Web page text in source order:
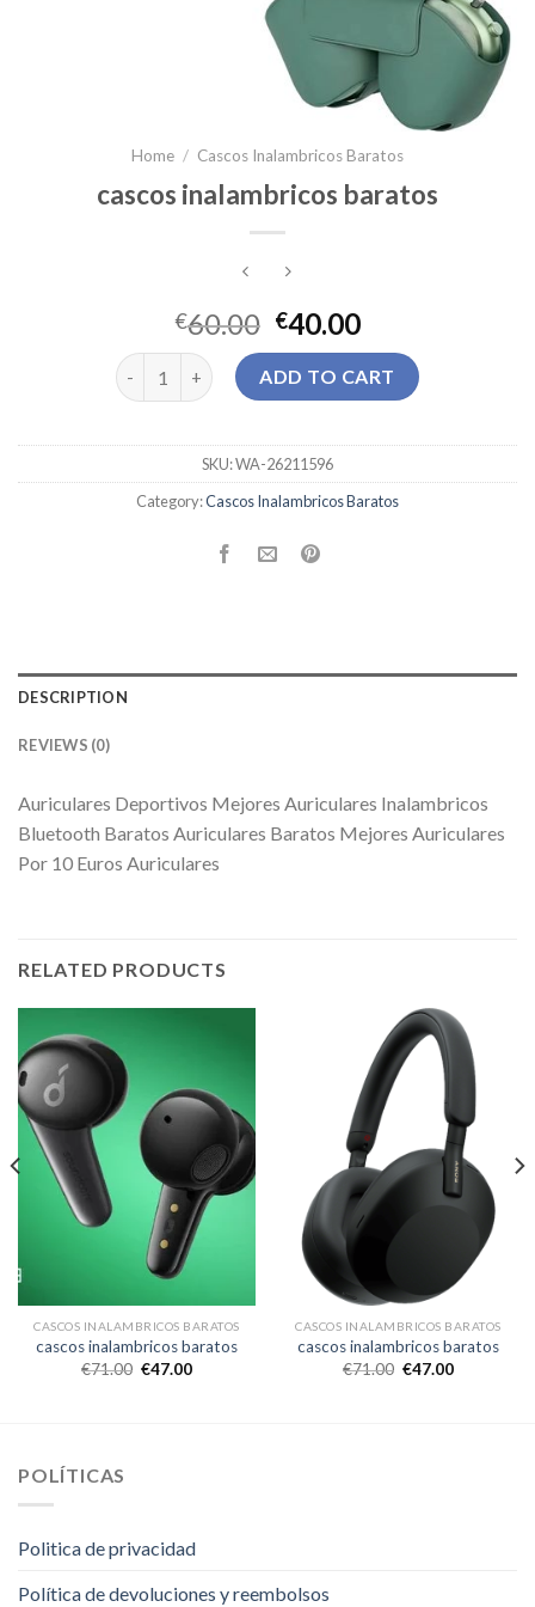
Home / Cascos Inalambricos Baratos
cascos inalambricos baratos
€60.00 €40.00
cascos inalambricos baratos quantity
ADD TO CART
SKU:WA-26211596
Category:Cascos Inalambricos Baratos
DESCRIPTION
REVIEWS (0)
Auriculares Deportivos Mejores Auriculares Inalambricos
Bluetooth Baratos Auriculares Baratos Mejores Auriculares
Por 10 Euros Auriculares
RELATED PRODUCTS
CASCOS INALAMBRICOS BARATOS
cascos inalambricos baratos
€71.00 €47.00
CASCOS INALAMBRICOS BARATOS
cascos inalambricos baratos
€71.00 €47.00
POLÍTICAS
Politica de privacidad
Política de devoluciones y reembolsos